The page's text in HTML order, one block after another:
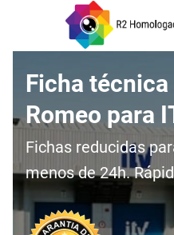
Ficha
Romeo para
Fichas reducidas
menos de 24h.